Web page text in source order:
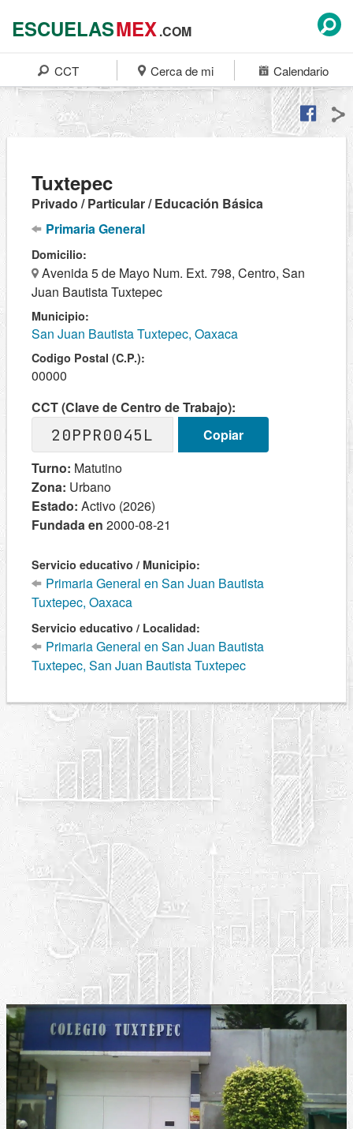
ESCUELASMEX.COM
CCT Cerca de mi Calendario
Tuxtepec
Privado / Particular / Educación Básica
Primaria General
Domicilio:
Avenida 5 de Mayo Num. Ext. 798, Centro, San
Juan Bautista Tuxtepec
Municipio:
San Juan Bautista Tuxtepec, Oaxaca
Codigo Postal (C.P.):
00000
CCT (Clave de Centro de Trabajo):
20PPR0045L
Copiar
Turno: Matutino
Zona: Urbano
Estado: Activo (2026)
Fundada en 2000-08-21
Servicio educativo / Municipio:
Primaria General en San Juan Bautista
Tuxtepec, Oaxaca
Servicio educativo / Localidad:
Primaria General en San Juan Bautista
Tuxtepec, San Juan Bautista Tuxtepec